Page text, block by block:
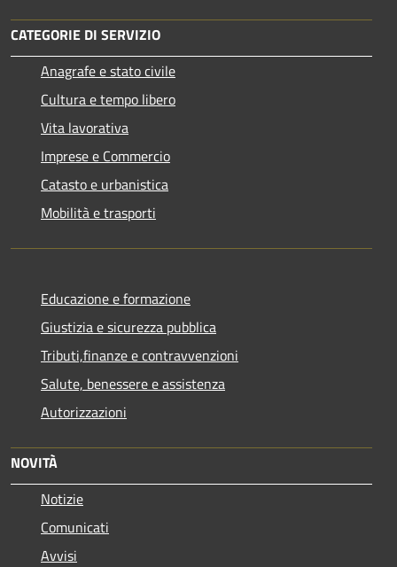
CATEGORIE DI SERVIZIO
Anagrafe e stato civile
Cultura e tempo libero
Vita lavorativa
Imprese e Commercio
Catasto e urbanistica
Mobilità e trasporti
Educazione e formazione
Giustizia e sicurezza pubblica
Tributi,finanze e contravvenzioni
Salute, benessere e assistenza
Autorizzazioni
NOVITÀ
Notizie
Comunicati
Avvisi